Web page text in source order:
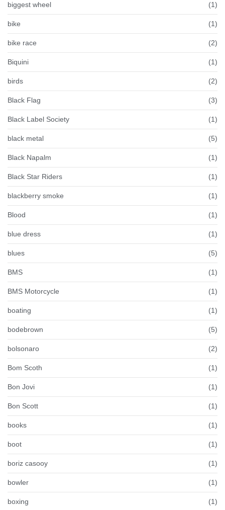
biggest wheel (1)
bike (1)
bike race (2)
Biquini (1)
birds (2)
Black Flag (3)
Black Label Society (1)
black metal (5)
Black Napalm (1)
Black Star Riders (1)
blackberry smoke (1)
Blood (1)
blue dress (1)
blues (5)
BMS (1)
BMS Motorcycle (1)
boating (1)
bodebrown (5)
bolsonaro (2)
Bom Scoth (1)
Bon Jovi (1)
Bon Scott (1)
books (1)
boot (1)
boriz casooy (1)
bowler (1)
boxing (1)